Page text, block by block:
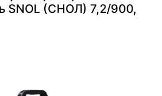
SNOL (СНОЛ) 7,2/900,